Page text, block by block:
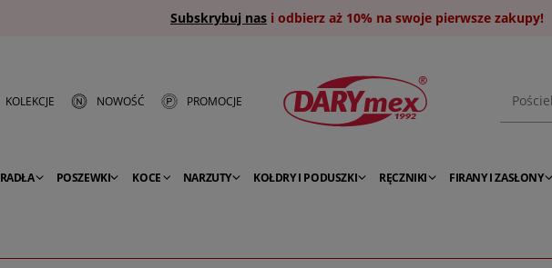
Subskrybuj nas i odbierz aż 10% na swoje pierwsze zakupy!
KOLEKCJE NOWOŚĆ
PROMOCJE
POSZEWKI KOCE NARZUTY KOŁDRY I PODUSZKI RĘCZNIKI FIRANY I ZASŁONY